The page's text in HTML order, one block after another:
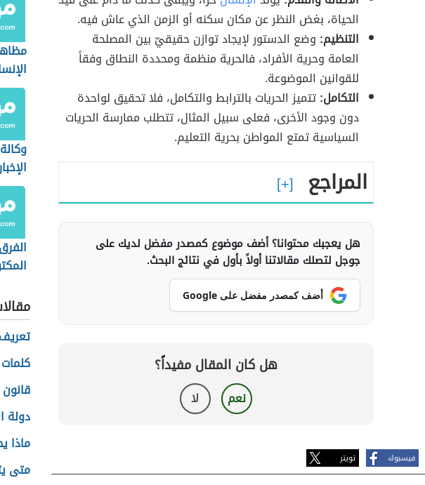
الحياة، بغض النظر عن مكان سكنه أو الزمن الذي عاش فيه.
التنظيم: وضع الدستور لإيجاد توازن حقيقيّ بين المصلحة
العامة وحرية الأفراد، فالحرية منظمة ومحددة النطاق وفقاً
للقوانين الموضوعة.
التكامل:تتميز الحريات بالترابط والتكامل، فلا تحقيق لواحدة
دون وجود الأخرى، فعلى سبيل المثال، تتطلب ممارسة الحريات
السياسية تمتع المواطن بحرية التعليم.
المراجع
هل يعجبك محتوانا؟ أضف موضوع كمصدر مفضل لديك على
جوجل لتصلك مقالاتنا أولاً بأول في نتائج البحث.
أضف كمصدر مفضل على Google
هل كان المقال مفيداً؟
نعم لا
فيسبوك تويتر
دولة
ماذا
متى